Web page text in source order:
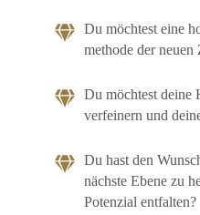
Du möchtest eine
methode der neuen
Du möchtest deine
verfeinern und
Du hast den
nächste Ebene zu
Potenzial entfalten?